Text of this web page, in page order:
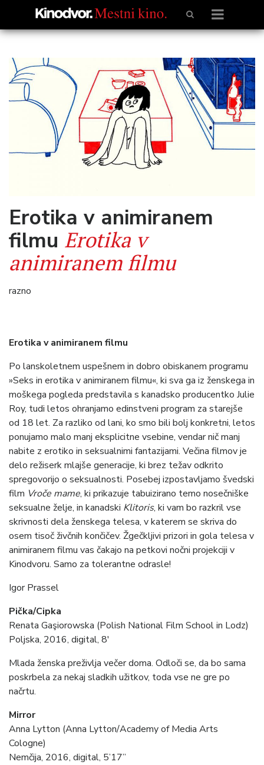
Erotika v animiranem
filmu Erotika v
animiranem filmu
razno
Erotika v animiranem filmu
Po lanskoletnem uspešnem in dobro obiskanem programu
»Seks in erotika v animiranem filmu«, ki sva ga iz ženskega in
moškega pogleda predstavila s kanadsko producentko Julie
Roy, tudi letos ohranjamo edinstveni program za starejše
od 18 let. Za razliko od lani, ko smo bili bolj konkretni, letos
ponujamo malo manj eksplicitne vsebine, vendar nič manj
nabite z erotiko in seksualnimi fantazijami. Večina filmov je
delo režiserk mlajše generacije, ki brez težav odkrito
spregovorijo o seksualnosti. Posebej izpostavljamo švedski
film Vroče mame, ki prikazuje tabuizirano temo nosečniške
seksualne želje, in kanadski Klitoris, ki vam bo razkril vse
skrivnosti dela ženskega telesa, v katerem se skriva do
osem tisoč živčnih končičev. Žgečkljivi prizori in gola telesa v
animiranem filmu vas čakajo na petkovi nočni projekciji v
Kinodvoru. Samo za tolerantne odrasle!
Igor Prassel
Pička/Cipka
Renata Gaşiorowska (Polish National Film School in Lodz)
Poljska, 2016, digital, 8′
Mlada ženska preživlja večer doma. Odloči se, da bo sama
poskrbela za nekaj sladkih užitkov, toda vse ne gre po
načrtu.
Mirror
Anna Lytton (Anna Lytton/Academy of Media Arts
Cologne)
Nemčija, 2016, digital, 5’17”